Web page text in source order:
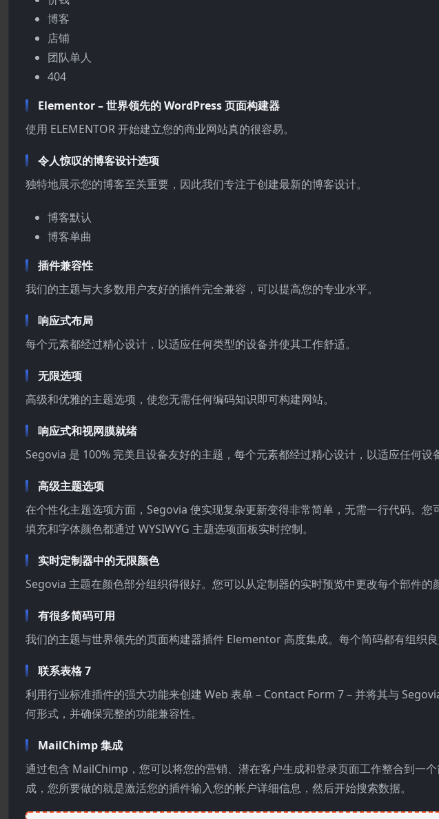
博客
店铺
团队单人
404
Elementor – 世界领先的 WordPress 页面构建器
使用 ELEMENTOR 开始建立您的商业网站真的很容易。
令人惊叹的博客设计选项
独特地展示您的博客至关重要，因此我们专注于创建最新的博客设计。
博客默认
博客单曲
插件兼容性
我们的主题与大多数用户友好的插件完全兼容，可以提高您的专业水平。
响应式布局
每个元素都经过精心设计，以适应任何类型的设备并使其工作舒适。
无限选项
高级和优雅的主题选项，使您无需任何编码知识即可构建网站。
响应式和视网膜就绪
Segovia 是 100% 完美且设备友好的主题，每个元素都经过精心设计，以适应任何设
高级主题选项
在个性化主题选项方面，Segovia 使实现复杂更新变得非常简单，无需一行代码。您
填充和字体颜色都通过 WYSIWYG 主题选项面板实时控制。
实时定制器中的无限颜色
Segovia 主题在颜色部分组织得很好。您可以从定制器的实时预览中更改每个部件的
有很多简码可用
我们的主题与世界领先的页面构建器插件 Elementor 高度集成。每个简码都有组织良
联系表格 7
利用行业标准插件的强大功能来创建 Web 表单 – Contact Form 7 – 并将其与
何形式，并确保完整的功能兼容性。
MailChimp 集成
通过包含 MailChimp，您可以将您的营销、潜在客户生成和登录页面工作整合到一
成，您所要做的就是激活您的插件输入您的帐户详细信息，然后开始搜索数据。